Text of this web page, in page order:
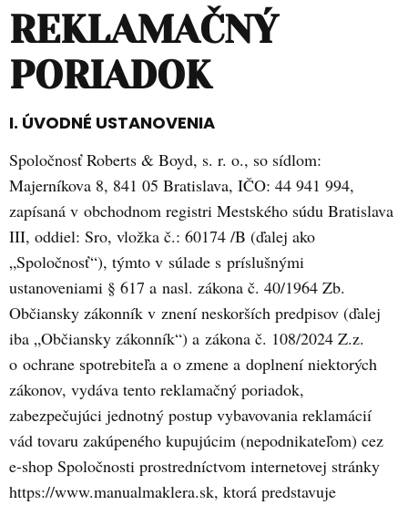
Preskočiť
na
obsah
REKLAMAČNÝ
PORIADOK
I. ÚVODNÉ USTANOVENIA
Spoločnosť Roberts & Boyd, s. r. o., so sídlom:
Majerníkova 8, 841 05 Bratislava, IČO: 44 941 994,
zapísaná v obchodnom registri Mestského súdu Bratislava
III, oddiel: Sro, vložka č.: 60174 /B (ďalej ako
„Spoločnosť“), týmto v súlade s príslušnými
ustanoveniami § 617 a nasl. zákona č. 40/1964 Zb.
Občiansky zákonník v znení neskorších predpisov (ďalej
iba „Občiansky zákonník“) a zákona č. 108/2024 Z.z.
o ochrane spotrebiteľa a o zmene a doplnení niektorých
zákonov, vydáva tento reklamačný poriadok,
zabezpečujúci jednotný postup vybavovania reklamácií
vád tovaru zakúpeného kupujúcim (nepodnikateľom) cez
e-shop Spoločnosti prostredníctvom internetovej stránky
https://www.manualmaklera.sk, ktorá predstavuje